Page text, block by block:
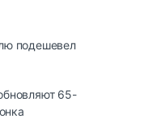
подешевел
65-